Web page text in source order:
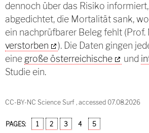
dennoch über das Risiko
abgedichtet, die Mortalität sank,
ein nachprüfbarer Beleg fehlt (Prof.
verstorben
). Die Daten gingen
eine große österreichische und
Studie ein.
CC-BY-NC Science Surf , accessed 07.08.2026
PAGES: 1 2 3 4 5